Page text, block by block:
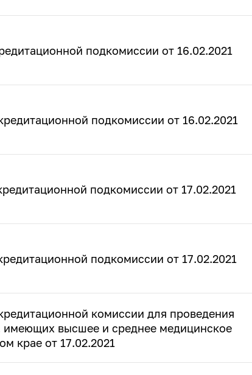
подкомиссии от 16.02.2021
подкомиссии от 16.02.2021
подкомиссии от 17.02.2021
подкомиссии от 17.02.2021
комиссии для проведения
имеющих высшее и среднее медицинское
крае от 17.02.2021